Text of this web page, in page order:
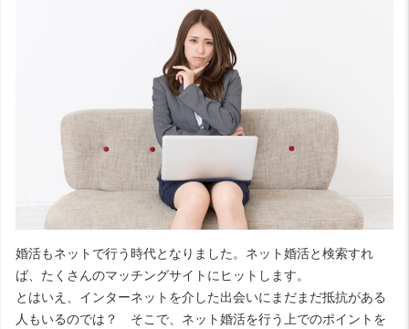
婚活もネットで行う時代となりました。ネット婚活と検索すれ
ば、たくさんのマッチングサイトにヒットします。
とはいえ、インターネットを介した出会いにまだまだ抵抗がある
人もいるのでは？ そこで、ネット婚活を行う上でのポイントを